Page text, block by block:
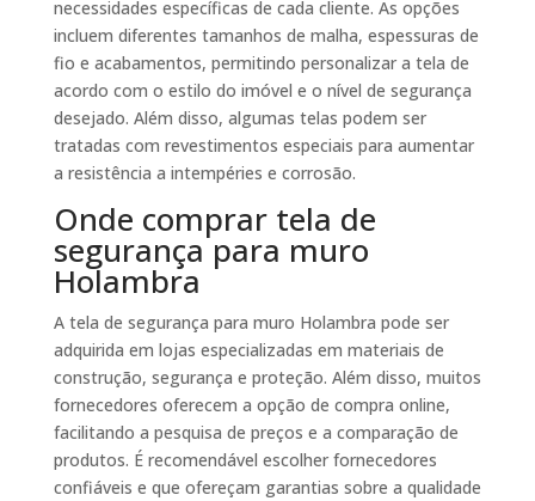
necessidades específicas de cada cliente. As opções
incluem diferentes tamanhos de malha, espessuras de
fio e acabamentos, permitindo personalizar a tela de
acordo com o estilo do imóvel e o nível de segurança
desejado. Além disso, algumas telas podem ser
tratadas com revestimentos especiais para aumentar
a resistência a intempéries e corrosão.
Onde comprar tela de
segurança para muro
Holambra
A tela de segurança para muro Holambra pode ser
adquirida em lojas especializadas em materiais de
construção, segurança e proteção. Além disso, muitos
fornecedores oferecem a opção de compra online,
facilitando a pesquisa de preços e a comparação de
produtos. É recomendável escolher fornecedores
confiáveis e que ofereçam garantias sobre a qualidade